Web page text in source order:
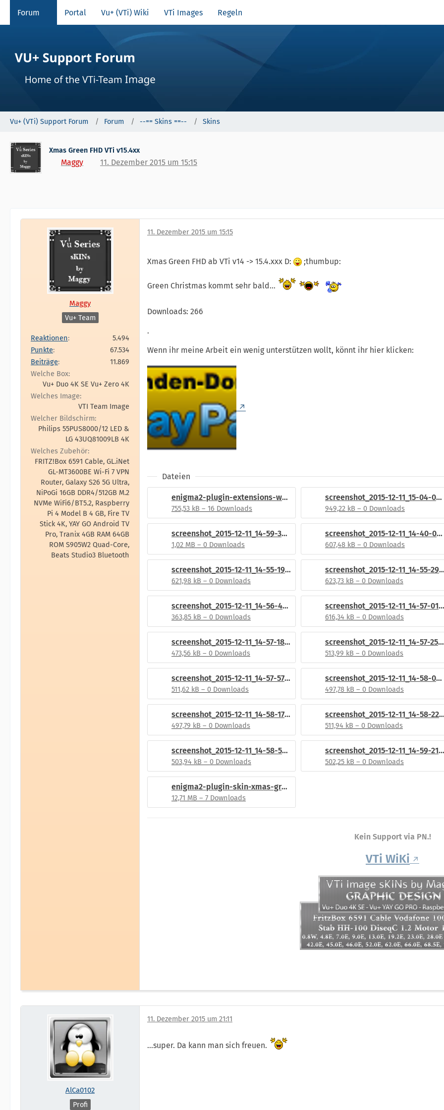
Forum Portal Vu+ (VTi) Wiki VTi Images Regeln
Vu+ (VTi) Support Forum Forum --== Skins ==-- Skins
Xmas Green FHD VTi v15.4xx
Maggy 11. Dezember 2015 um 15:15
Maggy
Vu+ Team
Reaktionen
5.494
Punkte
67.534
Beiträge
11.869
Welche Box
Vu+ Duo 4K SE Vu+ Zero 4K
Welches Image
VTI Team Image
Welcher Bildschirm
Philips 55PUS8000/12 LED &
LG 43UQ81009LB 4K
Welches Zubehör
FRITZ!Box 6591 Cable, GL.iNet
GL-MT3600BE Wi-Fi 7 VPN
Router, Galaxy S26 5G Ultra,
NiPoGi 16GB DDR4/512GB M.2
NVMe WiFi6/BT5.2, Raspberry
Pi 4 Model B 4 GB, Fire TV
Stick 4K, YAY GO Android TV
Pro, Tranix 4GB RAM 64GB
ROM S905W2 Quad-Core,
Beats Studio3 Bluetooth
11. Dezember 2015 um 15:15
Xmas Green FHD ab VTi v14 -> 15.4.xxx D: ;thumbup:
Green Christmas kommt sehr bald...
Downloads: 266
.
Wenn ihr meine Arbeit ein wenig unterstützen wollt, könnt ihr hier klicken:
Dateien
enigma2-plugin-extensions-weather_msn_1.4-r1_all.ipk
755,53 kB – 16 Downloads
screenshot_2015-12-11_15-04-05.png
949,22 kB – 0 Downloads
screenshot_2015-12-11_14-59-36.png
1,02 MB – 0 Downloads
screenshot_2015-12-11_14-40-07.png
607,48 kB – 0 Downloads
screenshot_2015-12-11_14-55-19.png
621,98 kB – 0 Downloads
screenshot_2015-12-
623,73 kB – 0 Downloads
screenshot_2015-12-11_14-56-44.png
363,85 kB – 0 Downloads
screenshot_2015-12-11_14-57-01.png
616,34 kB – 0 Downloads
screenshot_2015-12-11_14-57-18.png
473,56 kB – 0 Downloads
screenshot_2015-12-11_14-57-25.png
513,99 kB – 0 Downloads
screenshot_2015-12-11_14-57-57.png
511,62 kB – 0 Downloads
screenshot_2015-12-11_14-58-04.png
497,78 kB – 0 Downloads
screenshot_2015-12-11_14-58-17.png
497,79 kB – 0 Downloads
screenshot_2015-12-
511,94 kB – 0 Downloads
screenshot_2015-12-11_14-58-54.png
503,94 kB – 0 Downloads
screenshot_2015-12-11_14-59-21.png
502,25 kB – 0 Downloads
enigma2-plugin-skin-xmas-green-fhd_3.1_all.ipk
12,71 MB – 7 Downloads
Kein Support via PN.!
VTi WiKi
AlCa0102
Profi
11. Dezember 2015 um 21:11
...super. Da kann man sich freuen.